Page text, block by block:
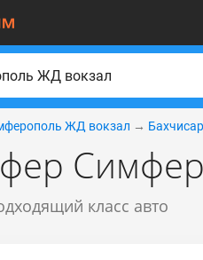
ЖД вокзал →
класс авто